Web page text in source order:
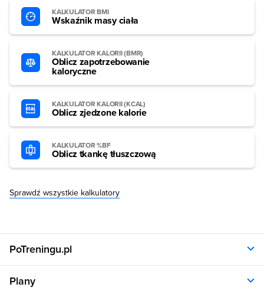
KALKULATOR BMI
Wskaźnik masy ciała
KALKULATOR KALORII (BMR)
Oblicz zapotrzebowanie
kaloryczne
KALKULATOR KALORII (KCAL)
Oblicz zjedzone kalorie
KALKULATOR %BF
Oblicz tkankę tłuszczową
Sprawdź wszystkie kalkulatory
PoTreningu.pl
Polityka prywatności
Plany